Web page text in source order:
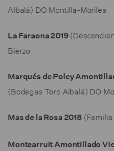
Albalá) DO Montilla-Moriles
La Faraona 2019
Bierzo
Marqués de Poley
(Bodegas Toro Albalá) DO
Mas de la Rosa 2018(Familia
Montearruit Amontillado